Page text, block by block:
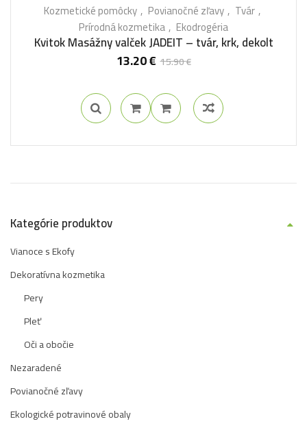
Kozmetické pomôcky Povianočné zľavy
Tvár
Prírodná kozmetika Ekodrogéria
Kvitok Masážny valček JADEIT – tvár, krk, dekolt
15.90€
13.20€
Kategórie produktov
Vianoce s Ekofy
Dekoratívna kozmetika
Pery
Pleť
Oči a obočie
Nezaradené
Povianočné zľavy
Ekologické potravinové obaly